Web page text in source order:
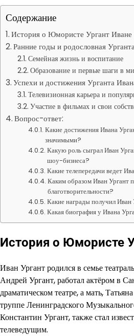
Содержание
История о Юмористе Ургант Иване
Ранние годы и родословная
Семейная жизнь и воспитание
Образование и первые шаги в
Успехи и достижения Урганта
Телевизионная карьера и
Участие в фильмах и свои
Вопрос-ответ:
Какие достижения Ивана
значимыми?
Какую роль сыграл Иван
шоу-бизнеса?
Какие телепередачи ведет
Каким образом Иван Ургант
благотворительности?
Какие награды получил Иван
Какая биография у Ивана
История о Юмористе
Иван Ургант родился в семье
Андрей Ургант, работал актёром в
драматическом театре, а мать,
труппе Ленинградского
Константин Ургант, также стал
телеведущим.